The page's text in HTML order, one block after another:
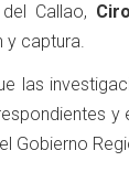
Callao,
y captura.
las
Gobierno